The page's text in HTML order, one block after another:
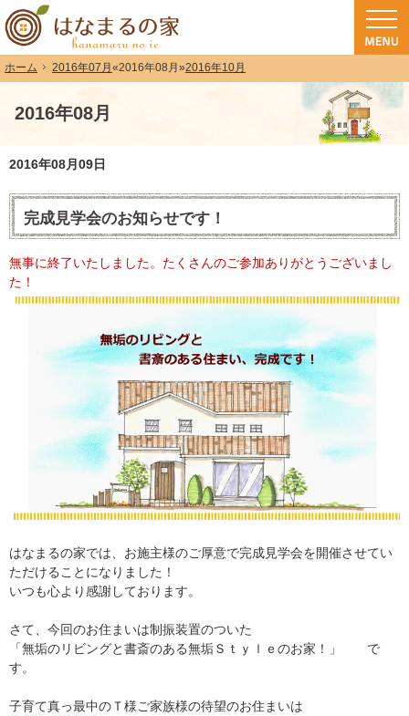
ホーム 2016年07月 «2016年08月 »2016年10月
2016年08月
和歌山（和歌山市・岩出市・海南市・紀の川市）で注文住宅(長期優良住宅・
注文住宅・高気密高断熱・長期優良住宅・ZEH・耐震なら（和歌山・和歌山市）
2016年08月09日
完成見学会のお知らせです！
無事に終了いたしました。たくさんのご参加ありがとうございまし
た！
はなまるの家では、お施主様のご厚意で完成見学会を開催させてい
ただけることになりました！
いつも心より感謝しております。
さて、今回のお住まいは制振装置のついた
「無垢のリビングと書斎のある無垢Ｓｔｙｌｅのお家！」 で
す。
子育て真っ最中のＴ様ご家族様の待望のお住まいは